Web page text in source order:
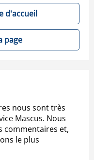
d'accueil
page
nous sont très
Mascus. Nous
commentaires et,
le plus